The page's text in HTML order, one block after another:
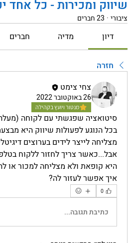
שיווק ומכירות - כל אחד
ציבורי · 23 חברים
דיון מדיה חברים
חזרה
צחי צימט
26 באוקטובר 2022
מנטור ויועץ בקהילה
סיטואציה שפגשתי עם לקוחה
בכל הנוגע לפעולות שיווק היא
מצליחה לייצר לידים בערוצים
אבל...כאשר צריך לחזור ללקוח
היא קופאת ולא מצליחה למכור או
איך אפשר לעזור לה?
0
כתיבת תגובה...